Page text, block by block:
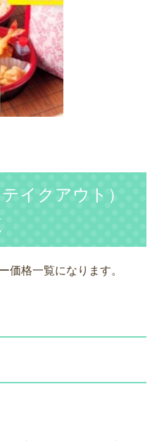
イクアウト）
価格一覧になります。